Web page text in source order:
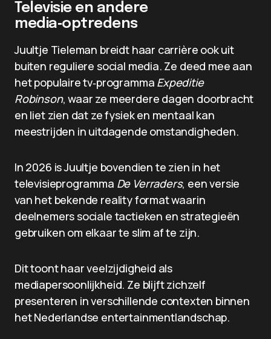
Televisie en andere
media‑optredens
Juultje Tieleman breidt haar carrière ook uit
buiten reguliere social media. Ze deed mee aan
het populaire tv‑programma Expeditie
Robinson, waar ze meerdere dagen doorbracht
en liet zien dat ze fysiek en mentaal kan
meestrijden in uitdagende omstandigheden.
In 2026 is Juultje bovendien te zien in het
televisieprogramma De Verraders, een versie
van het bekende reality format waarin
deelnemers sociale tactieken en strategieën
gebruiken om elkaar te slim af te zijn.
Dit toont haar veelzijdigheid als
mediapersoonlijkheid. Ze blijft zichzelf
presenteren in verschillende contexten binnen
het Nederlandse entertainmentlandschap.